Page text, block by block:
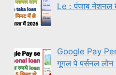
Le : पंजाब नेशनल
Google Pay
गूगल पे पर्सनल